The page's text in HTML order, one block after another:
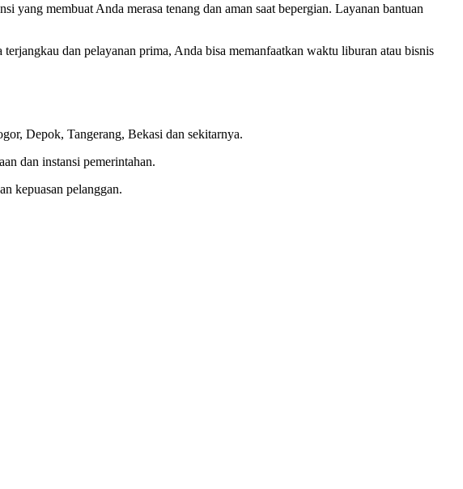
membuat Anda merasa tenang dan aman saat bepergian. Layanan bantuan
dan pelayanan prima, Anda bisa memanfaatkan waktu liburan atau bisnis
Depok, Tangerang, Bekasi dan sekitarnya.
dan instansi pemerintahan.
kepuasan pelanggan.